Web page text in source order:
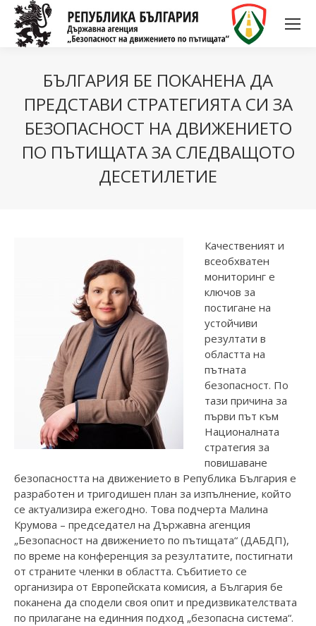
БЪЛГАРИЯ БЕ ПОКАНЕНА ДА
ПРЕДСТАВИ СТРАТЕГИЯТА СИ ЗА
БЕЗОПАСНОСТ НА ДВИЖЕНИЕТО
ПО ПЪТИЩАТА ЗА СЛЕДВАЩОТО
ДЕСЕТИЛЕТИЕ
Качественият и
всеобхватен
мониторинг е
ключов за
постигане на
устойчиви
резултати в
областта на
пътната
безопасност. По
тази причина за
първи път към
Националната
стратегия за
повишаване
безопасността на движението в Република България е
разработен и тригодишен план за изпълнение, който
се актуализира ежегодно. Това подчерта Малина
Крумова – председател на Държавна агенция
„Безопасност на движението по пътищата“ (ДАБДП),
по време на конференция за резултатите, постигнати
от страните членки в областта. Събитието се
организира от Европейската комисия, а България бе
поканена да сподели своя опит и предизвикателствата
по прилагане на единния подход „безопасна система“.